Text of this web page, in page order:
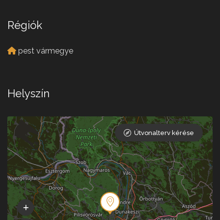
Régiók
pest vármegye
Helyszín
Útvonalterv kérése